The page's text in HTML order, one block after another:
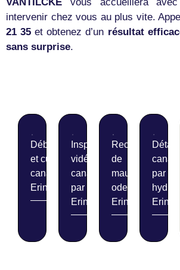
VANTILCKE vous accueillera
intervenir chez vous au plus vite.
21 35 et obtenez d’un résultat
sans surprise.
Débouchage
et curage de
canalisations
Eringhem
Inspection
vidéo de
canalisations
par caméra
Eringhem
Recherche
de
mauvaises
odeurs
Eringhem
par